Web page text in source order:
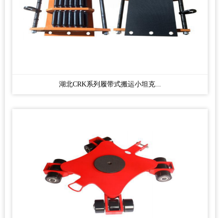
湖北CRK系列履带式搬运小坦克...